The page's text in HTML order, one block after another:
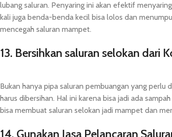
lubang saluran. Penyaring ini akan efektif
kali juga benda-benda kecil bisa lolos dan
mencegah saluran mampet.
13. Bersihkan saluran selokan dari
Bukan hanya pipa saluran pembuangan yang perlu
harus dibersihan. Hal ini karena bisa jadi ada
bisa membuat saluran selokan jadi mampet dan
14. Gunakan Jasa Pelancaran